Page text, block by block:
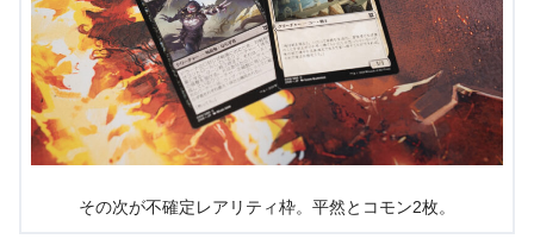
その次が不確定レアリティ枠。平然とコモン2枚。